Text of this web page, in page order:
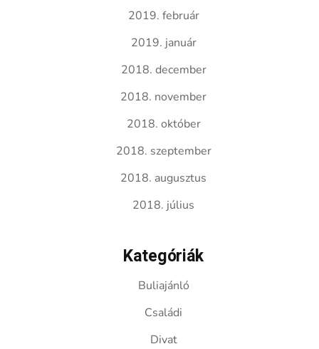
2019. február
2019. január
2018. december
2018. november
2018. október
2018. szeptember
2018. augusztus
2018. július
Kategóriák
Buliajánló
Családi
Divat